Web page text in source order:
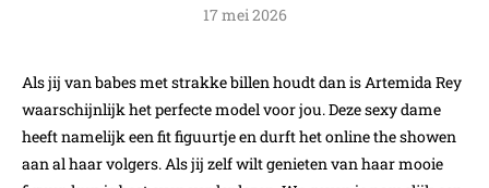
17 mei 2026
Als jij van babes met strakke billen houdt dan is Artemida Rey
waarschijnlijk het perfecte model voor jou. Deze sexy dame
heeft namelijk een fit figuurtje en durft het online the showen
aan al haar volgers. Als jij zelf wilt genieten van haar mooie